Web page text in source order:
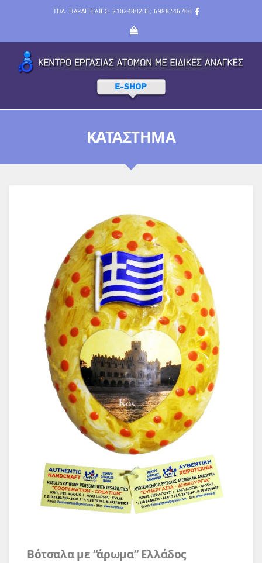
ΤΗΛ. ΠΑΡΑΓΓΕΛΙΕΣ: 2102480235, 6988246700
ΚΑΤΆΣΤΗΜΑ
Βότσαλα με “άρωμα” Ελλάδος